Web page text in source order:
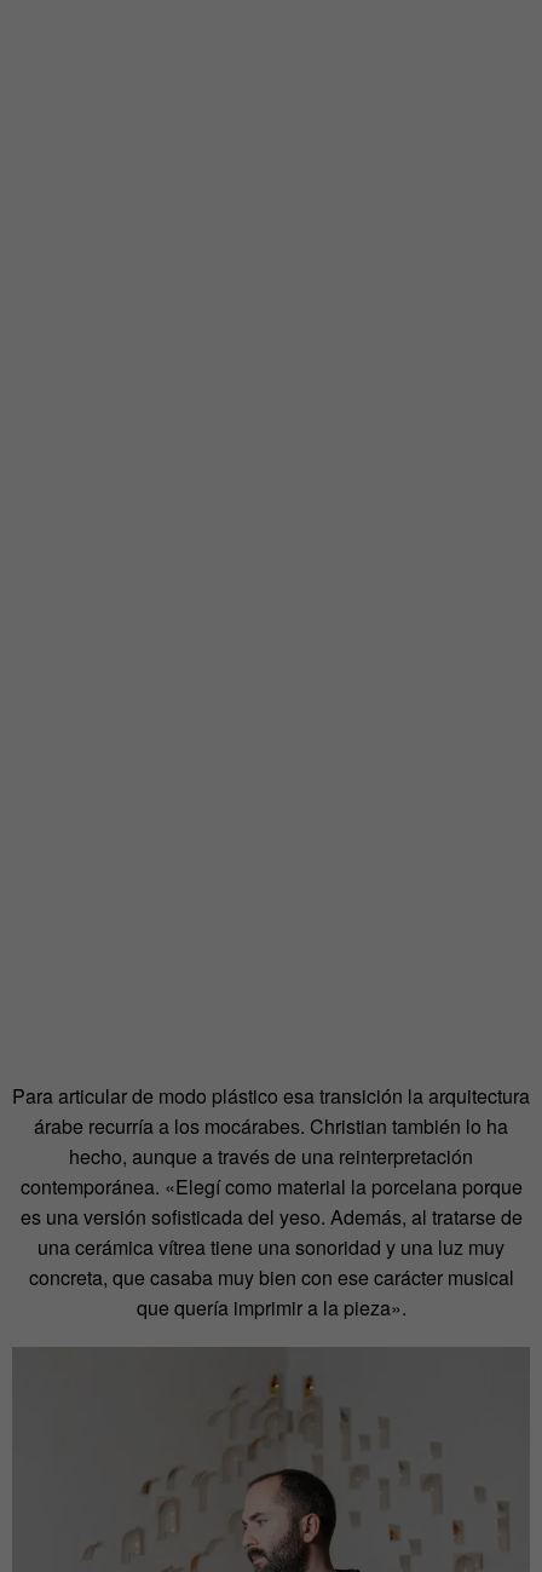
Para articular de modo plástico esa transición la arquitectura
árabe recurría a los mocárabes. Christian también lo ha
hecho, aunque a través de una reinterpretación
contemporánea. «Elegí como material la porcelana porque
es una versión sofisticada del yeso. Además, al tratarse de
una cerámica vítrea tiene una sonoridad y una luz muy
concreta, que casaba muy bien con ese carácter musical
que quería imprimir a la pieza».